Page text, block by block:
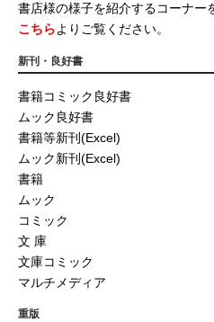
書店様の様子を紹介するコーナー
こちらよりご覧ください。
新刊・良好書
書籍コミック良好書
ムック良好書
書籍等新刊(Excel)
ムック新刊(Excel)
書籍
ムック
コミック
文 庫
文庫コミック
マルチメディア
重版